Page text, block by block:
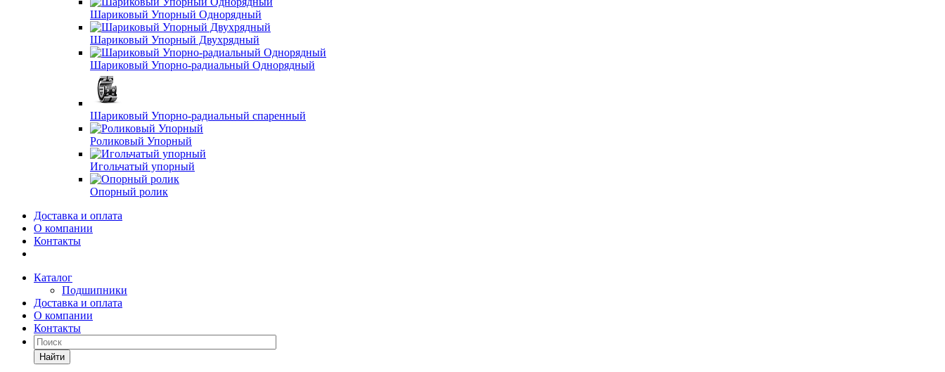
Шариковый Упорный Однорядный
Шариковый Упорный Двухрядный
Шариковый Упорно-радиальный Однорядный
Шариковый Упорно-радиальный спаренный
Роликовый Упорный
Игольчатый упорный
Опорный ролик
Доставка и оплата
О компании
Контакты
Каталог
Подшипники
Доставка и оплата
О компании
Контакты
Найти